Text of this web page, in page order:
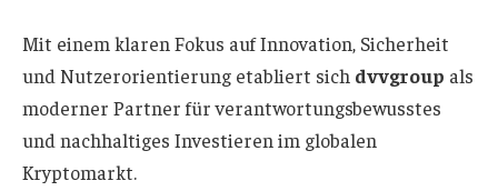
Mit einem klaren Fokus auf Innovation, Sicherheit
und Nutzerorientierung etabliert sich dvvgroup als
moderner Partner für verantwortungsbewusstes
und nachhaltiges Investieren im globalen
Kryptomarkt.